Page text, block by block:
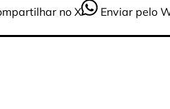
no X Enviar pelo